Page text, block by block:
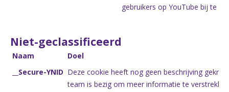
gebruikers op YouTube bij te
Niet-geclassificeerd
Naam
Doel
__Secure-YNID Deze cookie heeft nog geen beschrijving
team is bezig om meer informatie te